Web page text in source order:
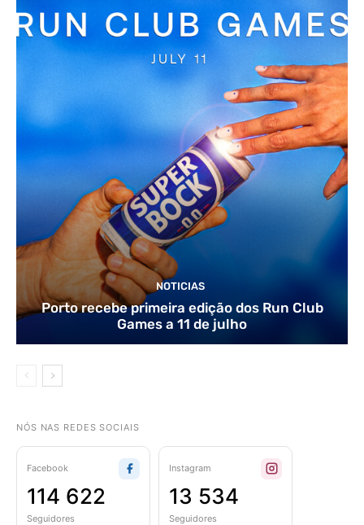
NOTICIAS
Porto recebe primeira edição dos Run Club
Games a 11 de julho
NÓS NAS REDES SOCIAIS
Facebook
114 622
Seguidores
Instagram
13 534
Seguidores